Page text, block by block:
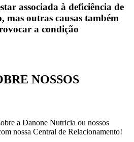
associada à deficiência de
mas outras causas também
a condição
NOSSOS
a Danone Nutricia ou nossos
nossa Central de Relacionamento!